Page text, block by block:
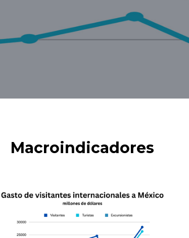
Macroindicadores